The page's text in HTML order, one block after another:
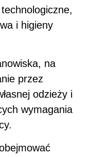
i higieny
na
przez
odzieży i
wymagania